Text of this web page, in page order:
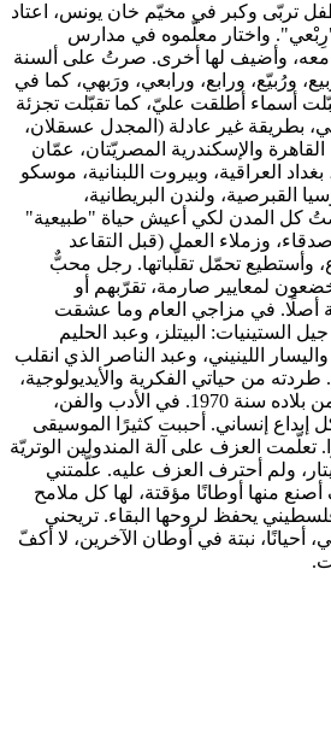
تربّى وكبر في مخيّم خان يونس، اعتاد
"رِبْعي". واختار معلّموه في مدارس
معه، وأضيف لها أخرى. صرتُ على ألسنة
ورُبيّع، ورابع، ورابعي، ورَبهي، كما في
أسماء أطلقت عليّ، كما تقبّلت تجزئة
بطريقة غير عادلة (المجدل عسقلان،
والإسكندرية المصريّتان، عمّان
العراقية، وبيروت اللبنانية، موسكو
القبرصية، ولندن البريطانية،
كل المدن لكي أعيش حياة "طبيعية"
وزملاء العمل (قبل التقاعد
وأستطيع تحمّل تقلّباتها. رجل محبٌّ
لمعايير صارمة، تقرّبهم أو
أصلًا. في مزاجي العام وما عشقت
الستينيات: البيتلز، وعبد الحليم
اللينيني، وعبد الناصر الذي انقلب
من حياتي الفكرية والأيديولوجية،
فطردني "الزعيم الخالد" من بلاده سنة 1970. في الأدب والفن،
إبداع إنساني. أحببت كثيرًا الموسيقى
تعلّمت العزف على آلة المندولين الوتريّة
ولم أحترف العزف عليه. علّمتني
منها أوطانًا مؤقتة، لها كل ملامح
يحفظ لروحها البقاء. تريحني
نبتة في أوطان الآخرين، لا أكفّ